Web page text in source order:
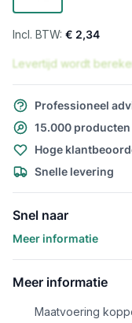
€ 2,34
Levertijd wordt
Professioneel
15.000
Hoge
Snelle levering
Snel naar
Meer informatie
Meer informatie
Maatvoering